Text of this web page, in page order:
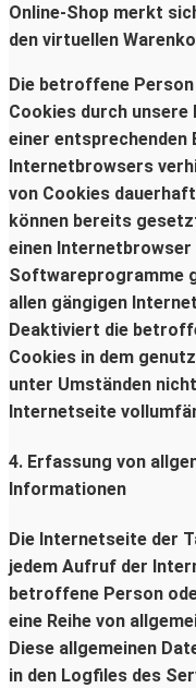
Online-Shop merkt
den virtuellen
Die betroffene
Cookies durch
einer entsprechenden
Internetbrowsers
von Cookies
können bereits
einen Internetbrowser
Softwareprogramme
allen gängigen
Deaktiviert die
Cookies in dem
unter Umständen
Internetseite
4. Erfassung von
Informationen
Die Internetseite der
jedem Aufruf der
betroffene Person
eine Reihe von
Diese allgemeinen
in den Logfiles des